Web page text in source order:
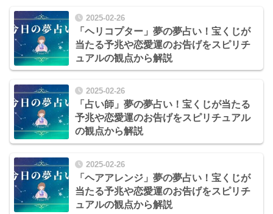
2025-02-26
「ヘリコプター」夢の夢占い！宝くじが
当たる予兆や恋愛運のお告げをスピリチ
ュアルの観点から解説
2025-02-26
「占い師」夢の夢占い！宝くじが当たる
予兆や恋愛運のお告げをスピリチュアル
の観点から解説
2025-02-26
「ヘアアレンジ」夢の夢占い！宝くじが
当たる予兆や恋愛運のお告げをスピリチ
ュアルの観点から解説